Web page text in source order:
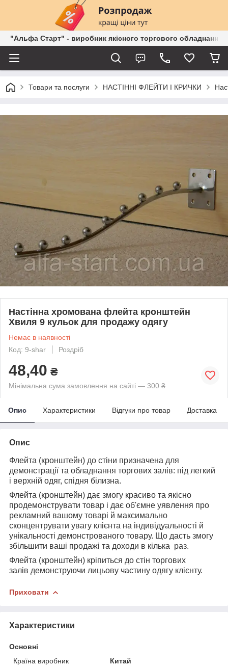
"Альфа Старт" - виробник якісного торгового обладнання
Товари та послуги НАСТІННІ ФЛЕЙТИ І КРИЧКИ
Настінна хромована флейта кронштейн
Хвиля 9 кульок для продажу одягу
Немає в наявності
Код: 9-shar
Роздріб
48,40 ₴
Мінімальна сума замовлення на сайті — 300 ₴
Опис Характеристики Відгуки про товар Доставка
Опис
Флейта (кронштейн) до стіни призначена для
демонстрації та обладнання торгових залів: під легкий
і верхній одяг, спідня білизна.
Флейта (кронштейн) дає змогу красиво та якісно
продемонструвати товар і дає об'ємне уявлення про
рекламний вашому товарі й максимально
сконцентрувати увагу клієнта на індивідуальності й
унікальності демонстрованого товару. Що дасть змогу
збільшити ваші продажі та доходи в кілька раз.
Флейта (кронштейн) кріпиться до стін торгових
залів демонструючи лицьову частину одягу клієнту.
Приховати
Характеристики
Основні
Країна виробник
Китай